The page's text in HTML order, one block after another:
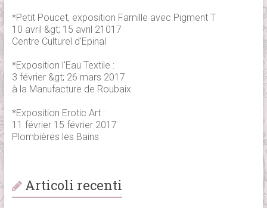
*Petit Poucet, exposition Famille avec Pigment T
10 avril &gt; 15 avril 21017
Centre Culturel d'Epinal
*Exposition l'Eau Textile :
3 février &gt; 26 mars 2017
à la Manufacture de Roubaix
*Exposition Erotic Art :
11 février 15 février 2017
Plombières les Bains
Articoli recenti